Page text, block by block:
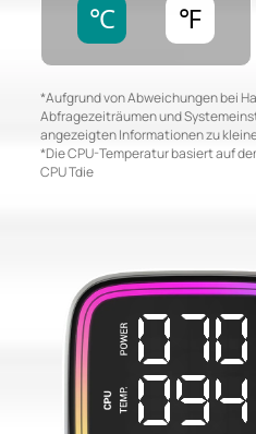
℃ ℉
*Aufgrund von Abweichungen bei
Abfragezeiträumen und
angezeigten Informationen zu
*Die CPU-Temperatur basiert auf
CPU Tdie